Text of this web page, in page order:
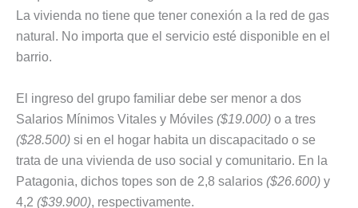
La vivienda no tiene que tener conexión a la red de gas
natural. No importa que el servicio esté disponible en el
barrio.
El ingreso del grupo familiar debe ser menor a dos
Salarios Mínimos Vitales y Móviles ($19.000) o a tres
($28.500) si en el hogar habita un discapacitado o se
trata de una vivienda de uso social y comunitario. En la
Patagonia, dichos topes son de 2,8 salarios ($26.600) y
4,2 ($39.900), respectivamente.